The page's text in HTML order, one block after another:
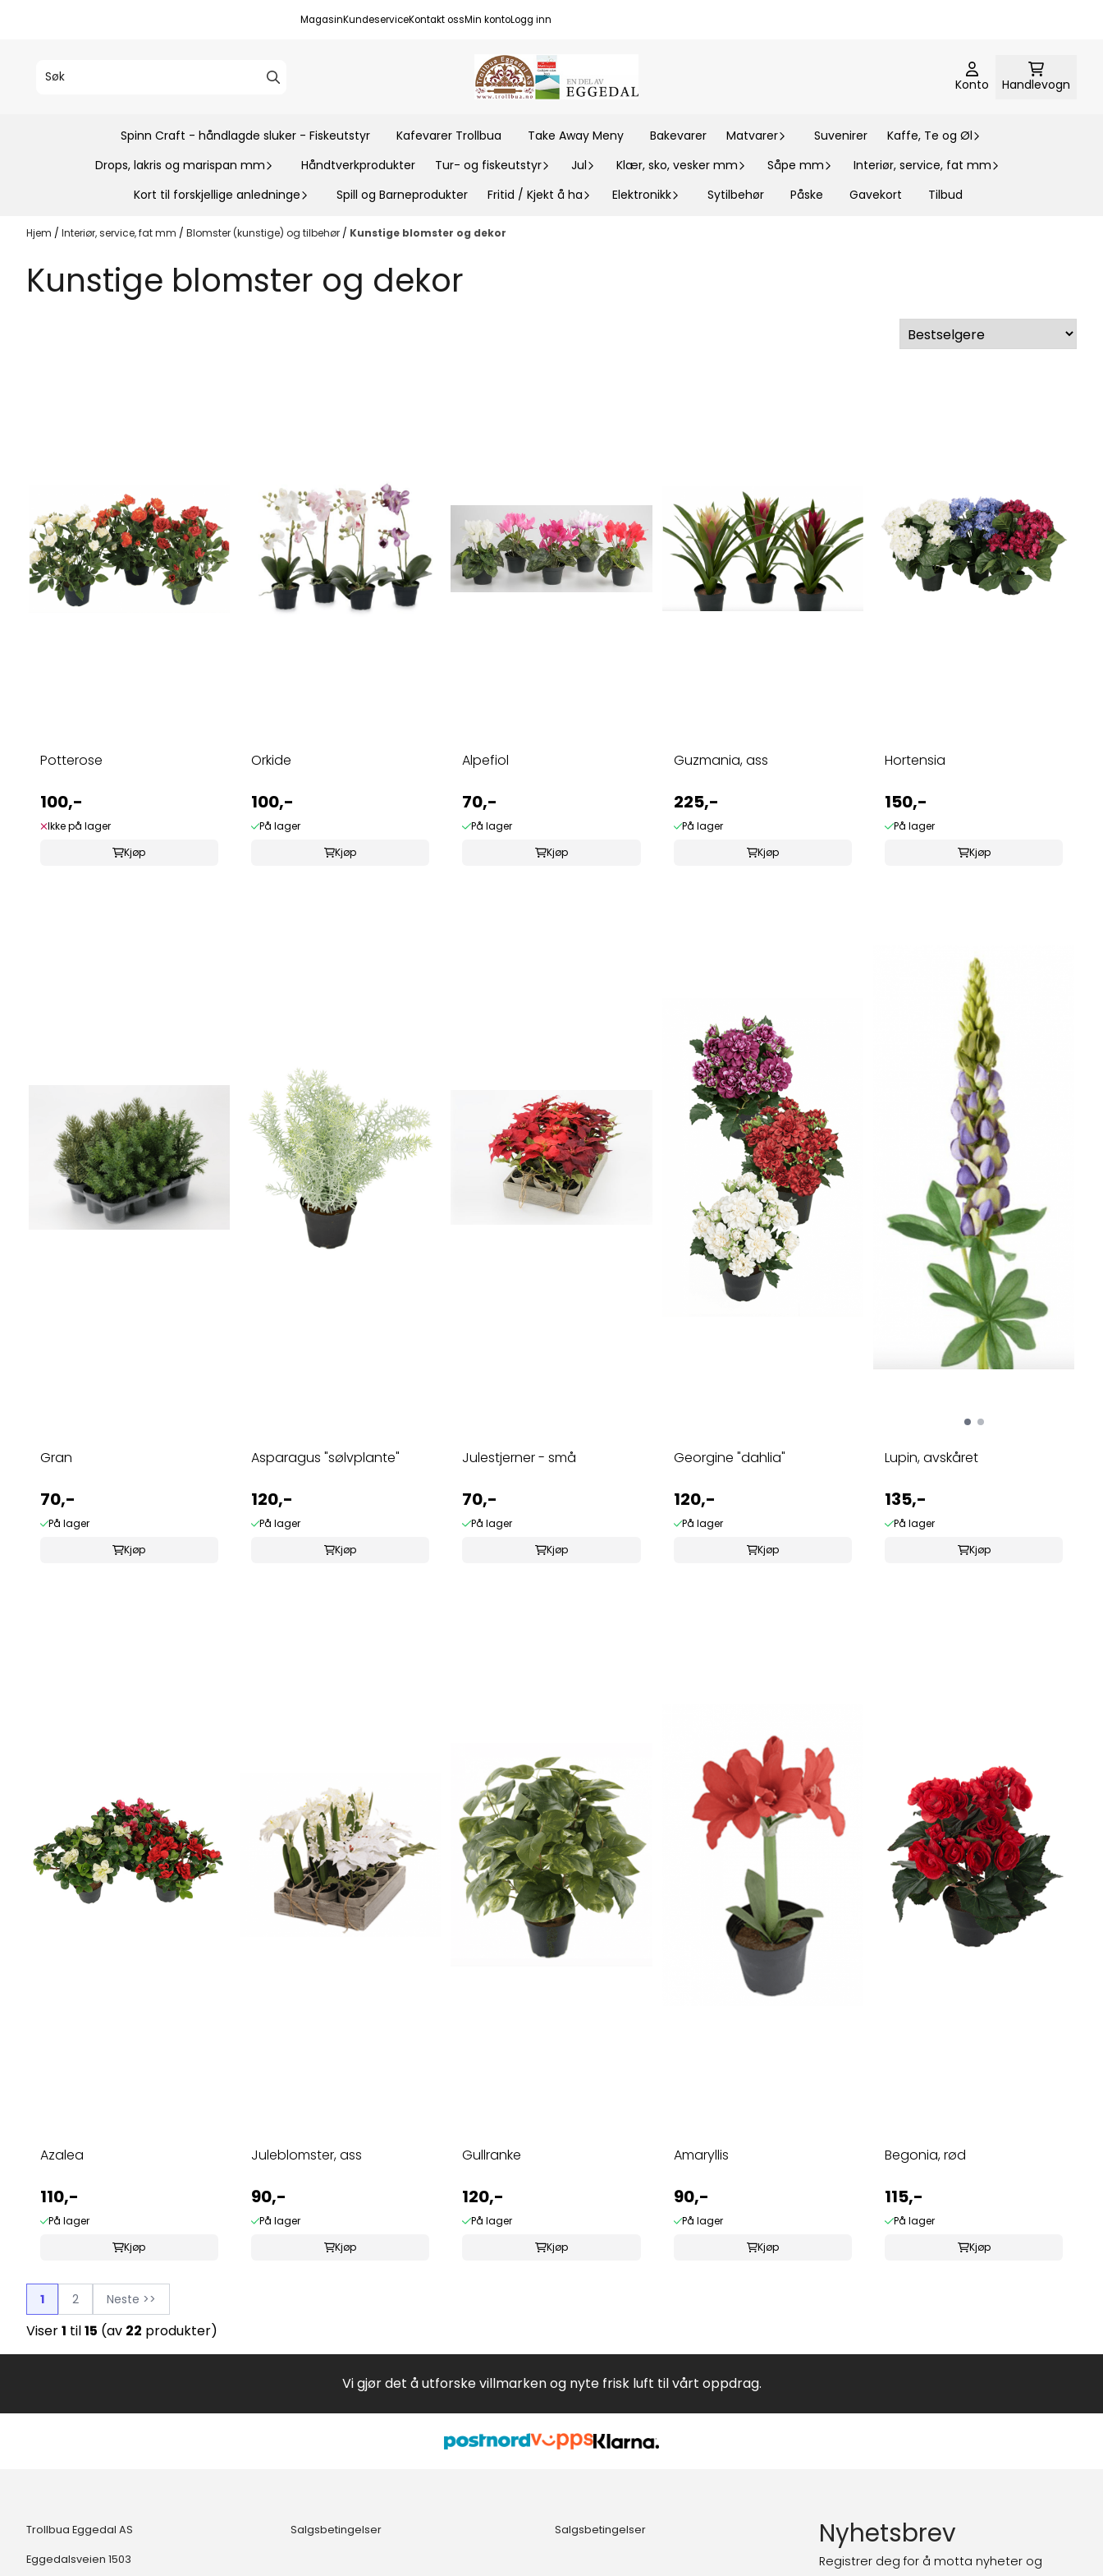
MagasinKundeserviceKontakt ossMin kontoLogg inn
Konto Handlevogn
Spinn Craft - håndlagde sluker - Fiskeutstyr Kafevarer Trollbua Take Away Meny Bakevarer Matvarer Suvenirer
Kaffe, Te og Øl
Drops, lakris og marispan mm
Håndtverkprodukter Tur- og fiskeutstyr Jul Klær, sko, vesker mm Såpe mm
Interiør, service, fat mm
Kort til forskjellige anledninge
Spill og Barneprodukter Fritid / Kjekt å ha Elektronikk Sytilbehør Påske Gavekort Tilbud
Hjem / Interiør, service, fat mm / Blomster (kunstige) og tilbehør / Kunstige blomster og dekor
Kunstige blomster og dekor
Potterose
100,-
Ikke på lager
Kjøp
Orkide
100,-
På lager
Kjøp
Alpefiol
70,-
På lager
Kjøp
Guzmania, ass
225,-
På lager
Kjøp
Hortensia
150,-
På lager
Kjøp
Gran
70,-
På lager
Kjøp
Asparagus "sølvplante"
120,-
På lager
Kjøp
Julestjerner - små
70,-
På lager
Kjøp
Georgine "dahlia"
120,-
På lager
Kjøp
Lupin, avskåret
135,-
På lager
Kjøp
Azalea
110,-
På lager
Kjøp
Juleblomster, ass
90,-
På lager
Kjøp
Gullranke
120,-
På lager
Kjøp
Amaryllis
90,-
På lager
Kjøp
Begonia, rød
115,-
På lager
Kjøp
1 2 Neste >>
Viser1 til15 (av 22 produkter)
Vi gjør det å utforske villmarken og nyte frisk luft til vårt oppdrag.
Trollbua Eggedal AS
Eggedalsveien 1503
Salgsbetingelser Salgsbetingelser Nyhetsbrev
Registrer deg for å motta nyheter og